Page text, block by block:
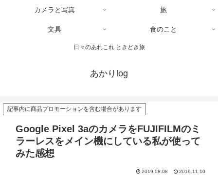
日々のあれこれ ときどき旅
あかりlog
カメラと写真 旅
文具 食のこと
記事内に商品プロモーションを含む場合があります
Google Pixel 3aのカメラをFUJIFILMのミ
ラーレスをメイン機にしている私が使って
みた感想
2019.08.08 2019.11.10